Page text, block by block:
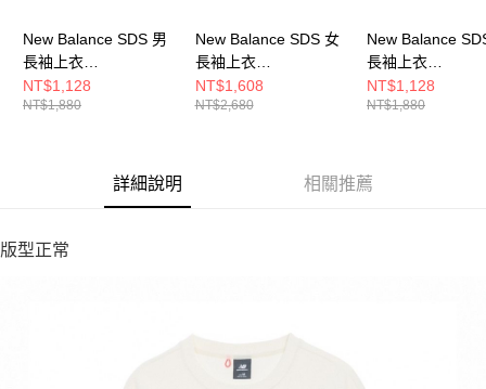
New Balance SDS 男
長袖上衣
NDF33221IV-F
NT$1,128
NT$1,880
New Balance SDS 女
長袖上衣
AWT53308PEF-F
NT$1,608
NT$2,680
New Balance
長袖上衣
NDF33221BEI-F
NT$1,128
NT$1,880
詳細說明 相關推薦
版型正常